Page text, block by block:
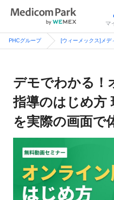
マ
PHCグループ [ウィーメックス]メデ
デモでわかる！
指導のはじめ方
を実際の画面で